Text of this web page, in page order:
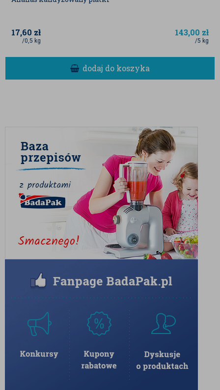
17,60 zł
/0,5 kg
143,00 zł
/5 kg
dodaj do koszyka